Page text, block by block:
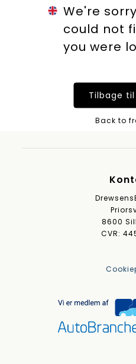
We're
could not
you were
Tilbage
Back to
8600
CVR: